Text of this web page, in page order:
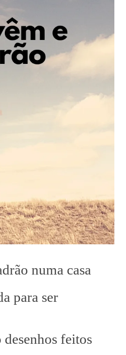
numa casa
para ser
desenhos feitos